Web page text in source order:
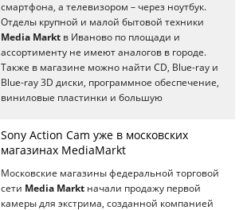
смартфона, а телевизором – через ноутбук.
Отделы крупной и малой бытовой техники
Media Markt в Иваново по площади и
ассортименту не имеют аналогов в городе.
Также в магазине можно найти CD, Blue-ray и
Blue-ray 3D диски, программное обеспечение,
виниловые пластинки и большую
Sony Action Cam уже в московских
магазинах MediaMarkt
Московские магазины федеральной торговой
сети Media Markt начали продажу первой
камеры для экстрима, созданной компанией